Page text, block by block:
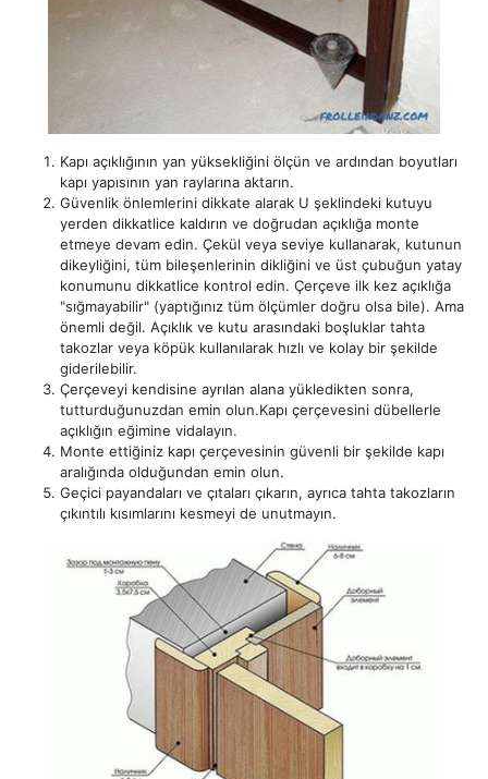
Kapı açıklığının yan yüksekliğini ölçün ve ardından boyutları
kapı yapısının yan raylarına aktarın.
Güvenlik önlemlerini dikkate alarak U şeklindeki kutuyu
yerden dikkatlice kaldırın ve doğrudan açıklığa monte
etmeye devam edin. Çekül veya seviye kullanarak, kutunun
dikeyliğini, tüm bileşenlerinin dikliğini ve üst çubuğun yatay
konumunu dikkatlice kontrol edin. Çerçeve ilk kez açıklığa
"sığmayabilir" (yaptığınız tüm ölçümler doğru olsa bile). Ama
önemli değil. Açıklık ve kutu arasındaki boşluklar tahta
takozlar veya köpük kullanılarak hızlı ve kolay bir şekilde
giderilebilir.
Çerçeveyi kendisine ayrılan alana yükledikten sonra,
tutturduğunuzdan emin olun.Kapı çerçevesini dübellerle
açıklığın eğimine vidalayın.
Monte ettiğiniz kapı çerçevesinin güvenli bir şekilde kapı
aralığında olduğundan emin olun.
Geçici payandaları ve çıtaları çıkarın, ayrıca tahta takozların
çıkıntılı kısımlarını kesmeyi de unutmayın.